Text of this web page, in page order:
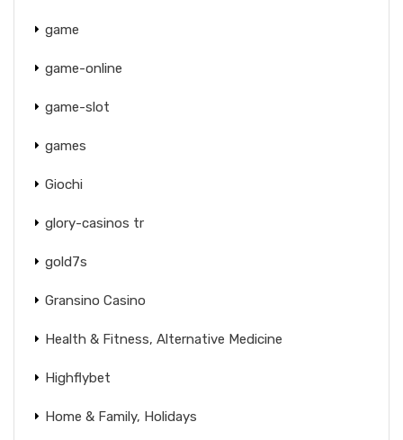
game
game-online
game-slot
games
Giochi
glory-casinos tr
gold7s
Gransino Casino
Health & Fitness, Alternative Medicine
Highflybet
Home & Family, Holidays